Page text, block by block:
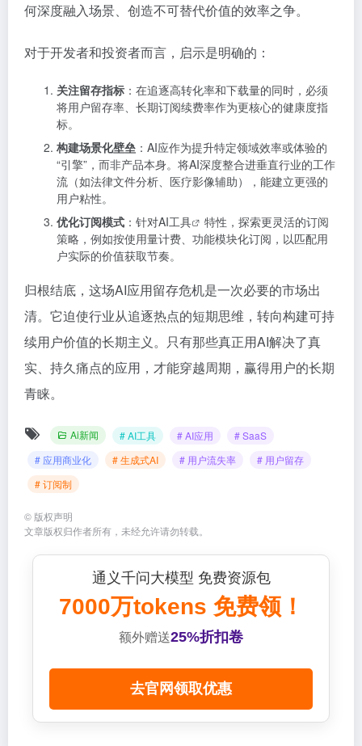
何深度融入场景、创造不可替代价值的效率之争。
对于开发者和投资者而言，启示是明确的：
关注留存指标 ：在追逐高转化率和下载量的同时，必须
将用户留存率、长期订阅续费率作为更核心的健康度指
标。
构建场景化壁垒 ：AI应作为提升特定领域效率或体验的
“引擎”，而非产品本身。将AI深度整合进垂直行业的工作
流（如法律文件分析、医疗影像辅助），能建立更强的
用户粘性。
优化订阅模式 ：针对AI工具
特性，探索更灵活的订阅
策略，例如按使用量计费、功能模块化订阅，以匹配用
户实际的价值获取节奏。
归根结底，这场AI应用留存危机是一次必要的市场出
清。它迫使行业从追逐热点的短期思维，转向构建可持
续用户价值的长期主义。只有那些真正用AI解决了真
实、持久痛点的应用，才能穿越周期，赢得用户的长期
青睐。
Ai新闻 # AI工具 # AI应用
# SaaS
# 应用商业化
# 生成式AI # 用户流失率
# 用户留存
# 订阅制
© 版权声明
文章版权归作者所有，未经允许请勿转载。
通义千问大模型 免费资源包
7000万tokens 免费领！
额外赠送25%折扣卷
去官网领取优惠